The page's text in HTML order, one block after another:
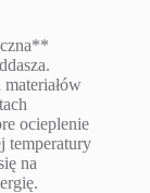
ocieplenie
temperatury
na